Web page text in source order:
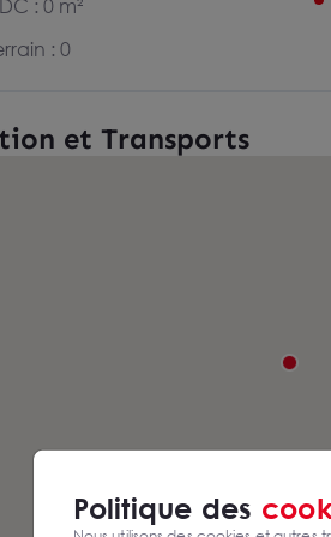
: 0 m²
: 0
et Transports
Politique des